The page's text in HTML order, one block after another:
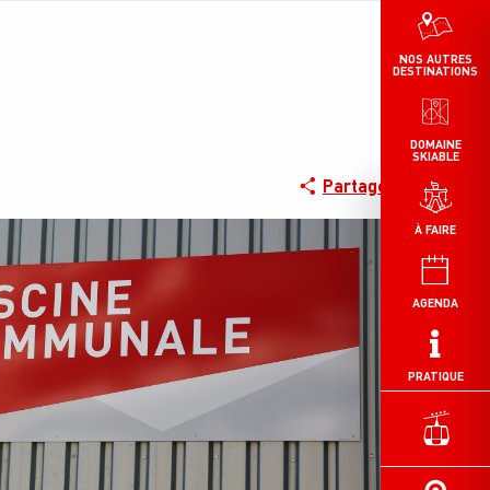
DOMAINE
SKIABLE
À FAIRE
AGENDA
PRATIQUE
NOS AUTRES
DESTINATIONS
Partager